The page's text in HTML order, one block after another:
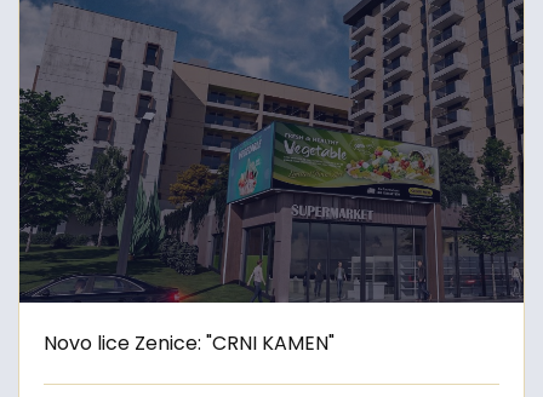
Novo lice Zenice: "CRNI KAMEN"